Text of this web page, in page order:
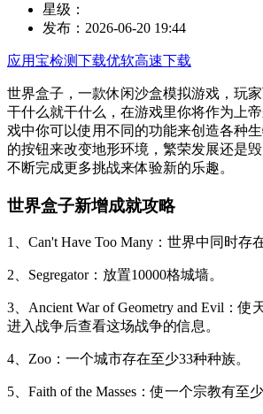
星级：
发布： 2026-06-20 19:44
应用宝检测下载优软高速下载
世界盒子，一款休闲沙盒模拟游戏，玩
干什么就干什么，在游戏里你将作为上
戏中你可以使用不同的功能来创造各种
的按钮来改变地形环境，繁荣发展还是
不断完成更多挑战来体验新的乐趣。
世界盒子新增成就攻略
1、Can't Have Too Many：世界中同时存
2、Segregator：放置10000格城墙。
3、Ancient War of Geometry and Evil：使
进入战争后查看这场战争的信息。
4、Zoo：一个城市存在至少33种种族。
5、Faith of the Masses：使一个宗教有至